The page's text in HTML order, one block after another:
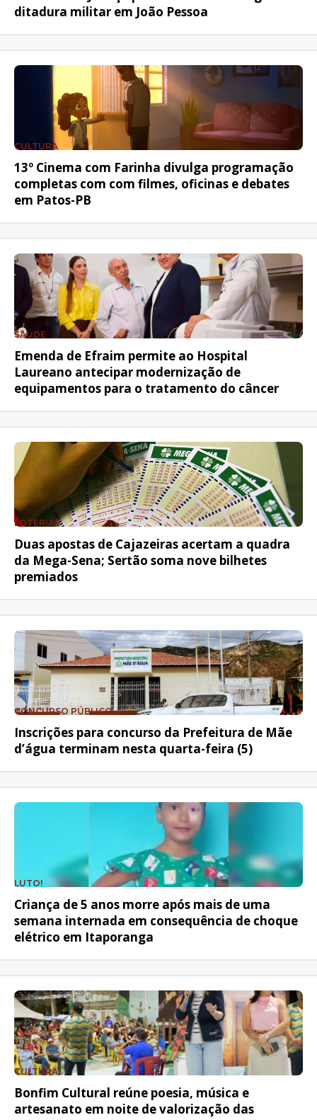
ditadura militar em João Pessoa
CULTURA
13º Cinema com Farinha divulga programação
completas com com filmes, oficinas e debates
em Patos-PB
SAÚDE
Emenda de Efraim permite ao Hospital
Laureano antecipar modernização de
equipamentos para o tratamento do câncer
LOTERIAS
Duas apostas de Cajazeiras acertam a quadra
da Mega-Sena; Sertão soma nove bilhetes
premiados
CONCURSO PÚBLICO
Inscrições para concurso da Prefeitura de Mãe
d’água terminam nesta quarta-feira (5)
LUTO!
Criança de 5 anos morre após mais de uma
semana internada em consequência de choque
elétrico em Itaporanga
CULTURA
Bonfim Cultural reúne poesia, música e
artesanato em noite de valorização das